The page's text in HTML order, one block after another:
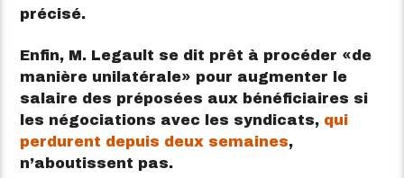
précisé.
Enfin, M. Legault se dit prêt à procéder
de
manière unilatérale
pour augmenter le
salaire des préposées aux bénéficiaires si
les négociations avec les syndicats, qui
perdurent depuis deux semaines,
n’aboutissent pas.